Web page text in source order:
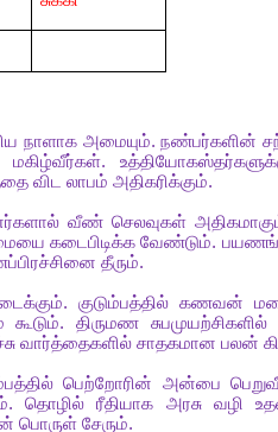
நாளாக அமையும்.நண்பர்களின்
மகிழ்வீர்கள்.
விட லாபம் அதிகரிக்கும்.
வீண் செலவுகள்
கடைபிடிக்க வேண்டும்.
தீரும்.
. குடும்பத்தில் கணவன்
கூடும்.திருமண சுபமுயற்சிகளில்
வார்த்தைகளில் சாதகமான பலன்
பெற்றோரின் அன்பை
. தொழில் ரீதியாக அரசு வழி
பொருள் சேரும்.